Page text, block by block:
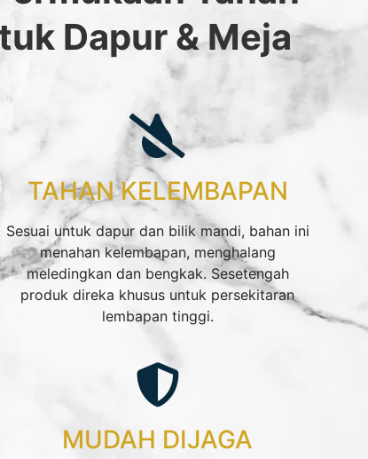
Dapur & Meja
TAHAN KELEMBAPAN
Sesuai untuk dapur dan bilik mandi, bahan ini
menahan kelembapan, menghalang
meledingkan dan bengkak. Sesetengah
produk direka khusus untuk persekitaran
lembapan tinggi.
MUDAH DIJAGA